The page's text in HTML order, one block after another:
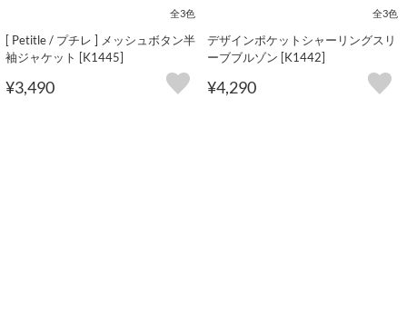
全3色
[ Petitle / プチレ ] メッシュボタン半
袖ジャケット [K1445]
¥3,490
全3色
デザインポケットシャーリングスリ
ーブブルゾン [K1442]
¥4,290